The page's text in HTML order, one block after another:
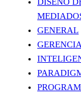
DISEÑO
GENERAL